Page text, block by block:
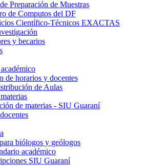
Preparación de Muestras
de Computos del DF
Científico-Técnicos EXACTAS
y becarios
de horarios y docentes
de Aulas
de materias - SIU Guaraní
biólogos y geólogos
académico
SIU Guaraní